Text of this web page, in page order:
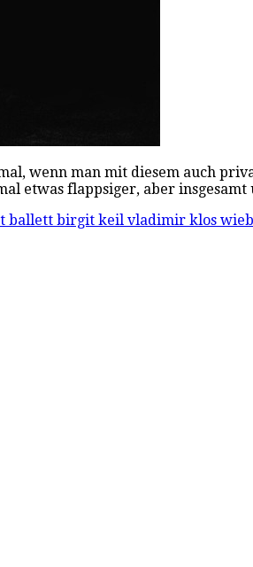
wenn man mit diesem auch
etwas flappsiger, aber
ballett birgit keil vladimir klos